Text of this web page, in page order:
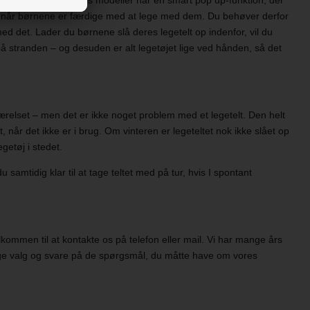
børnene er færdige med at lege med dem. Du behøver derfor
det. Lader du børnene slå deres legetelt op indenfor, vil du
stranden – og desuden er alt legetøjet lige ved hånden, så det
– men det er ikke noget problem med et legetelt. Den helt
det ikke er i brug. Om vinteren er legeteltet nok ikke slået op
i stedet.
samtidig klar til at tage teltet med på tur, hvis I spontant
til at kontakte os på telefon eller mail. Vi har mange års
og svare på de spørgsmål, du måtte have om vores